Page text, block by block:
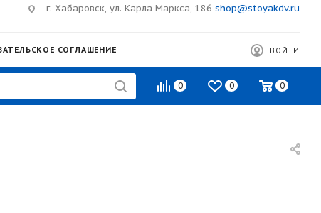
г. Хабаровск, ул. Карла Маркса, 186 shop@stoyakdv.ru
СОГЛАШЕНИЕ ВОЙТИ
0 0 0